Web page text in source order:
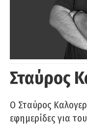
Σταύρος
Ο Σταύρος
εφημερίδες για